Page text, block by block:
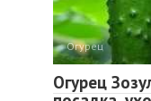
Огурец
Огурец